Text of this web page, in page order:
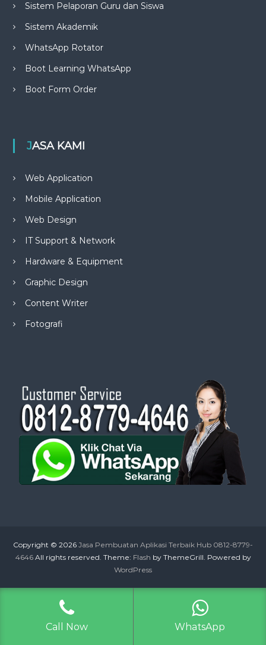
Sistem Pelaporan Guru dan Siswa
Sistem Akademik
WhatsApp Rotator
Boot Learning WhatsApp
Boot Form Order
JASA KAMI
Web Application
Mobile Application
Web Design
IT Support & Network
Hardware & Equipment
Graphic Design
Content Writer
Fotografi
Copyright © 2026 Jasa Pembuatan Aplikasi Terbaik Hub 0812-8779-
4646All rights reserved. Theme: Flash by ThemeGrill. Powered by
WordPress
Call Now WhatsApp